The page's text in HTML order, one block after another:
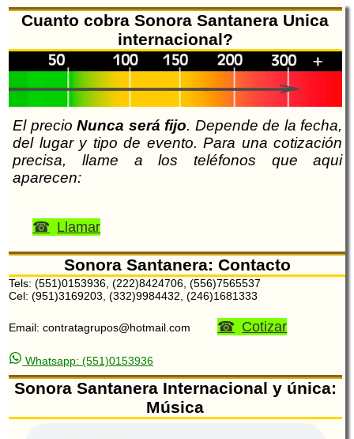
Cuanto cobra Sonora Santanera Unica
internacional?
El precioNunca será fijo. Depende de la fecha,
del lugar y tipo de evento. Para una cotización
precisa, llame a los teléfonos que aqui
aparecen:
Llamar
Sonora Santanera: Contacto
Tels: (551)0153936, (222)8424706, (556)7565537
Cel: (951)3169203, (332)9984432, (246)1681333
Email: contratagrupos@hotmail.com Cotizar
Whatsapp: (551)0153936
Sonora Santanera Internacional y única:
Música